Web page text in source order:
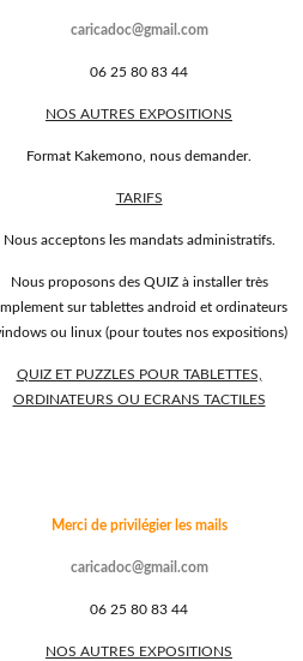
caricadoc@gmail.com
06 25 80 83 44
NOS AUTRES EXPOSITIONS
Format Kakemono, nous demander.
TARIFS
Nous acceptons les mandats administratifs.
Nous proposons des QUIZ à installer très
sur tablettes android et ordinateurs
ou linux (pour toutes nos expositions)
QUIZ ET PUZZLES POUR TABLETTES,
ORDINATEURS OU ECRANS TACTILES
Merci de privilégier les mails
caricadoc@gmail.com
06 25 80 83 44
NOS AUTRES EXPOSITIONS